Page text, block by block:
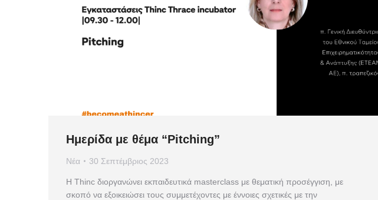
Ημερίδα με θέμα “Pitching”
Νέα 30 Σεπτέμβριος 2023
Η Thinc διοργανώνει εκπαιδευτικά masterclass με θεματική προσέγγιση, με
σκοπό να εξοικειώσει τους συμμετέχοντες με έννοιες σχετικές με την